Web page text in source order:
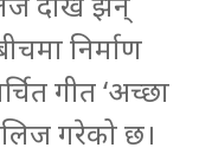
निर्माण
गीत ‘अच्छा
गरेको छ।